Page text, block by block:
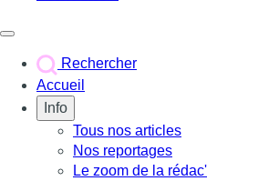
Rechercher
Accueil
Info
Tous nos articles
Nos reportages
Le zoom de la rédac'